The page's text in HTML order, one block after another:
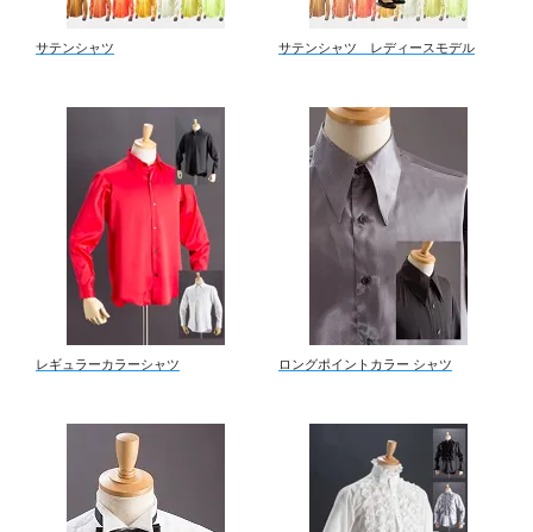
サテンシャツ サテンシャツ レディースモデル
レギュラーカラーシャツ ロングポイントカラー シャツ